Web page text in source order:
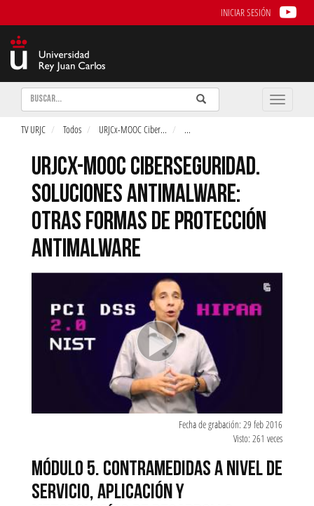
INICIAR SESIÓN
Buscar Enviar
Buscar
Toggle
TV URJC Todos URJCx-MOOC Ciber... ...
URJCX-MOOC CIBERSEGURIDAD.
SOLUCIONES ANTIMALWARE:
OTRAS FORMAS DE PROTECCIÓN
ANTIMALWARE
Fecha de grabación: 29 feb 2016
Visto: 261 veces
MÓDULO 5. CONTRAMEDIDAS A NIVEL DE
SERVICIO, APLICACIÓN Y